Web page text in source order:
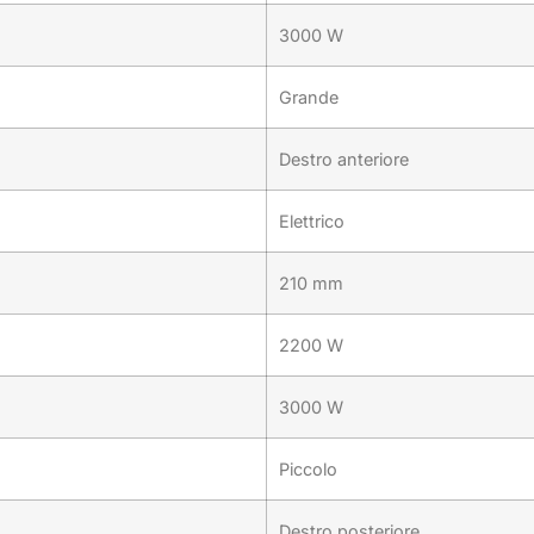
3000 W
Grande
Destro anteriore
Elettrico
210 mm
2200 W
3000 W
Piccolo